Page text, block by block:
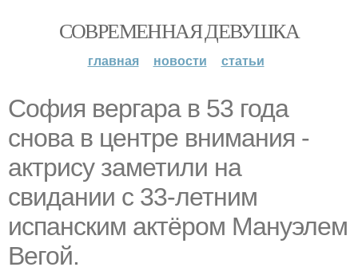
СОВРЕМЕННАЯ ДЕВУШКА
главная новости статьи
София вергара в 53 года
снова в центре внимания -
актрису заметили на
свидании с 33-летним
испанским актёром Мануэлем
Вегой.